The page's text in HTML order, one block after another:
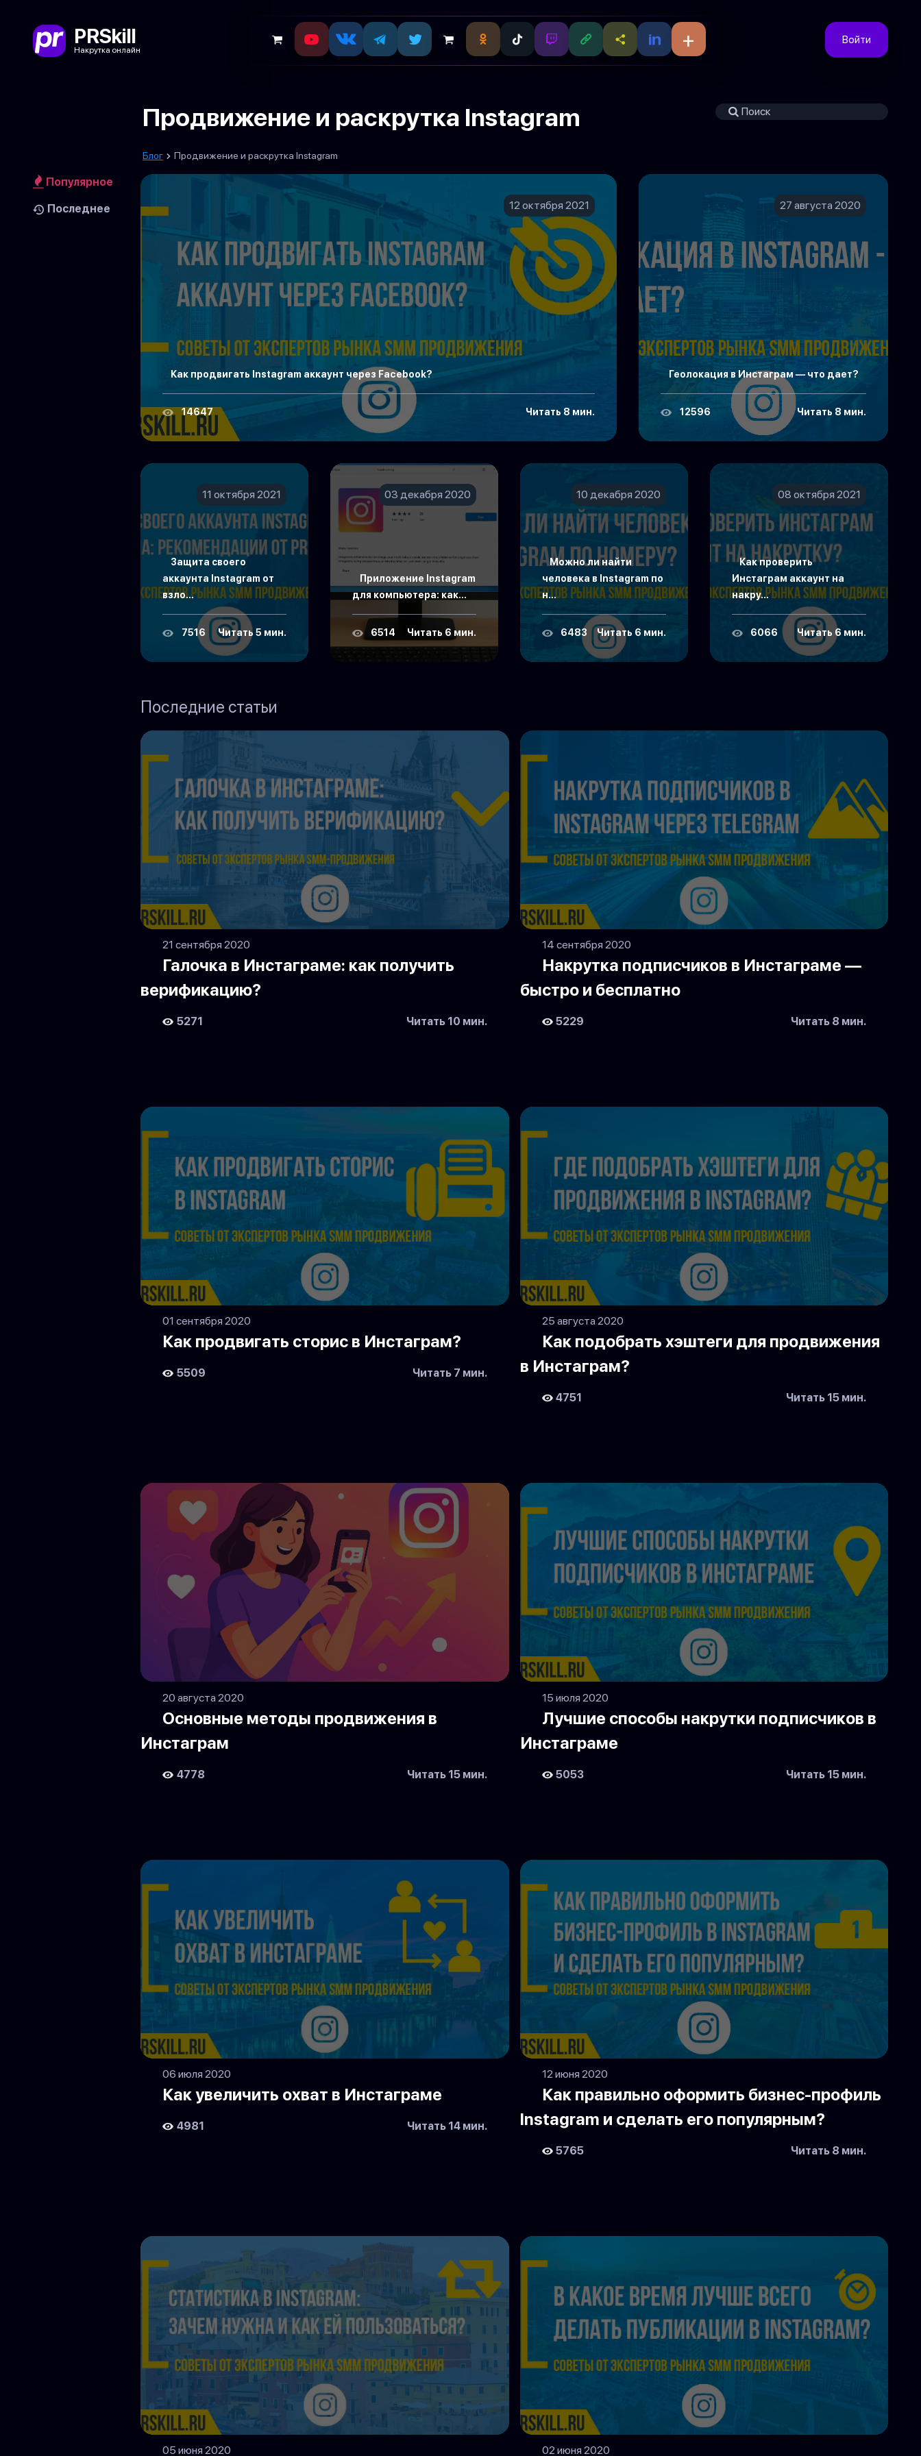
PRSkill
Накрутка онлайн + Войти
Продвижение и раскрутка Instagram
Блог Продвижение и раскрутка Instagram
Популярное
Последнее 12 октября 2021
Как продвигать Instagram аккаунт через Facebook?
14647 Читать 8 мин.
27 августа 2020
Геолокация в Инстаграм — что дает?
12596 Читать 8 мин.
11 октября 2021
Защита своего
аккаунта Instagram от
взло...
7516 Читать 5 мин.
03 декабря 2020
Приложение Instagram
для компьютера: как...
6514 Читать 6 мин.
10 декабря 2020
Можно ли найти
человека в Instagram по
н...
6483 Читать 6 мин.
08 октября 2021
Как проверить
Инстаграм аккаунт на
накру...
6066 Читать 6 мин.
Последние статьи
21 сентября 2020
Галочка в Инстаграме: как получить
верификацию?
5271 Читать 10 мин.
14 сентября 2020
Накрутка подписчиков в Инстаграме —
быстро и бесплатно
5229 Читать 8 мин.
01 сентября 2020
Как продвигать сторис в Инстаграм?
5509 Читать 7 мин.
25 августа 2020
Как подобрать хэштеги для продвижения
в Инстаграм?
4751 Читать 15 мин.
20 августа 2020
Основные методы продвижения в
Инстаграм
4778 Читать 15 мин.
15 июля 2020
Лучшие способы накрутки подписчиков в
Инстаграме
5053 Читать 15 мин.
06 июля 2020
Как увеличить охват в Инстаграме
4981 Читать 14 мин.
12 июня 2020
Как правильно оформить бизнес-профиль
Instagram и сделать его популярным?
5765 Читать 8 мин.
05 июня 2020 02 июня 2020